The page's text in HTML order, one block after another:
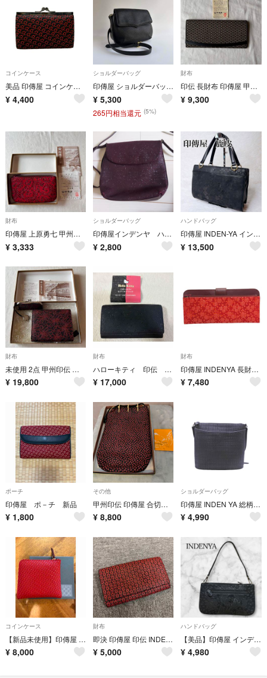
コインケース
美品 印傳屋 コインケース がま口 レディース INDENYA
¥ 4,400
ショルダーバッグ
印傳屋 ショルダーバッグ 鹿革 クロスボディ 斜め掛け ゴールド金具 ブラック
¥ 5,300
265円相当還元 (5%)
財布
印伝 長財布 印傳屋 甲州印伝 上原勇七 財布 札入れ
¥ 9,300
財布
印傳屋 上原勇七 甲州印伝 小銭入れ コインケース 赤漆 箱付き 日本製
¥ 3,333
ショルダーバッグ
印傳屋インデンヤ ハンドバッグ ショルダーバッグ 肩がけ ボルドー
¥ 2,800
ハンドバッグ
印傳屋 INDEN-YA インデンヤ ハンドバッグ ローゼポック 薔薇 ブラック
¥ 13,500
財布
未使用 2点 甲州印伝 印傳屋 上原勇七 財布 線菊小 黒地×赤 印鑑ケース
¥ 19,800
財布
ハローキティ 印伝 長財布 ブラック
¥ 17,000
財布
印傳屋 INDENYA 長財布 レディース 送料無料 【中古】
¥ 7,480
ポーチ
印傳屋 ポ－チ 新品
¥ 1,800
その他
甲州印伝 印傳屋 合切袋 マチ付 巾着 小花柄 手提げ袋 赤 バッグ
¥ 8,800
ショルダーバッグ
印傳屋 INDEN YA 総柄 ショルダー バッグ 黒 ■■ レディース
¥ 4,990
コインケース
【新品未使用】印傳屋 小銭入
¥ 8,000
財布
即決 印傳屋 印伝 INDEN-YA 長財布
¥ 5,000
ハンドバッグ
【美品】印傳屋 インデンヤ ショルダー/ハンドバッグ 花柄 漆 レザー 黒
¥ 4,980